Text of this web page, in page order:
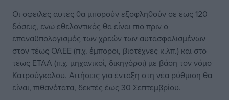
Οι οφειλές αυτές θα μπορούν εξοφληθούν σε έως 120
δόσεις, ενώ εθελοντικός θα είναι πιο πριν ο
επαναϋπολογισμός των χρεών των αυτασφαλισμένων
στον τέως ΟΑΕΕ (π.χ. έμποροι, βιοτέχνες κ.λπ.) και στο
τέως ΕΤΑΑ (π.χ. μηχανικοί, δικηγόροι) με βάση τον νόμο
Κατρούγκαλου. Αιτήσεις για ένταξη στη νέα ρύθμιση θα
είναι, πιθανότατα, δεκτές έως 30 Σεπτεμβρίου.